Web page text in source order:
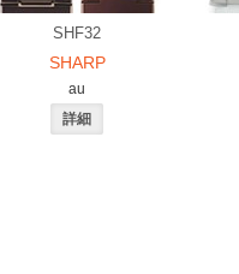
SHF32
SHARP
au